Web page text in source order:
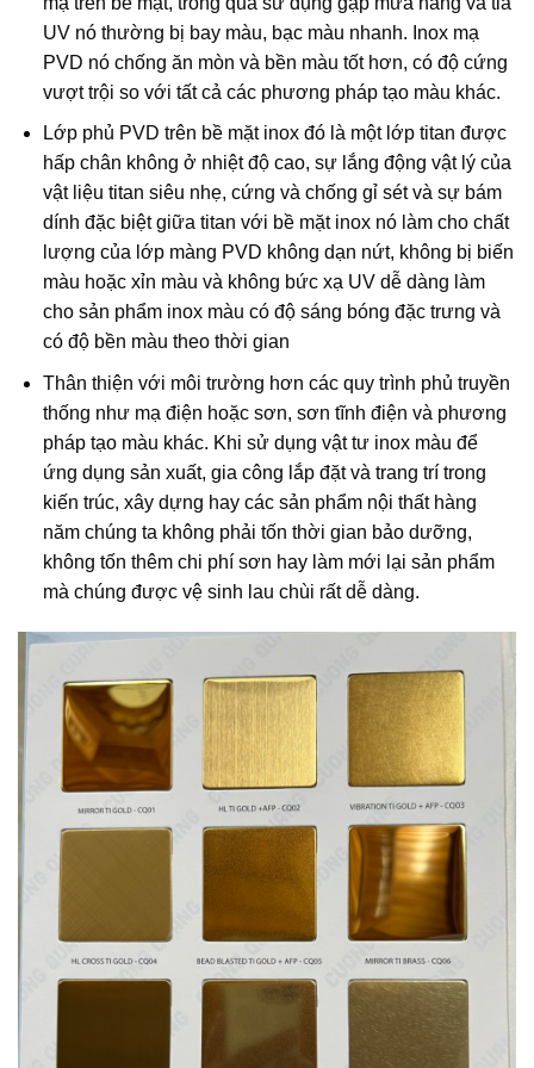
UV nó thường bị bay màu, bạc màu nhanh. Inox mạ
PVD nó chống ăn mòn và bền màu tốt hơn, có độ cứng
vượt trội so với tất cả các phương pháp tạo màu khác.
Lớp phủ PVD trên bề mặt inox đó là một lớp titan được
hấp chân không ở nhiệt độ cao, sự lắng động vật lý của
vật liệu titan siêu nhẹ, cứng và chống gỉ sét và sự bám
dính đặc biệt giữa titan với bề mặt inox nó làm cho chất
lượng của lớp màng PVD không dạn nứt, không bị biến
màu hoặc xỉn màu và không bức xạ UV dễ dàng làm
cho sản phẩm inox màu có độ sáng bóng đặc trưng và
có độ bền màu theo thời gian
Thân thiện với môi trường hơn các quy trình phủ truyền
thống như mạ điện hoặc sơn, sơn tĩnh điện và phương
pháp tạo màu khác. Khi sử dụng vật tư inox màu để
ứng dụng sản xuất, gia công lắp đặt và trang trí trong
kiến trúc, xây dựng hay các sản phẩm nội thất hàng
năm chúng ta không phải tốn thời gian bảo dưỡng,
không tốn thêm chi phí sơn hay làm mới lại sản phẩm
mà chúng được vệ sinh lau chùi rất dễ dàng.